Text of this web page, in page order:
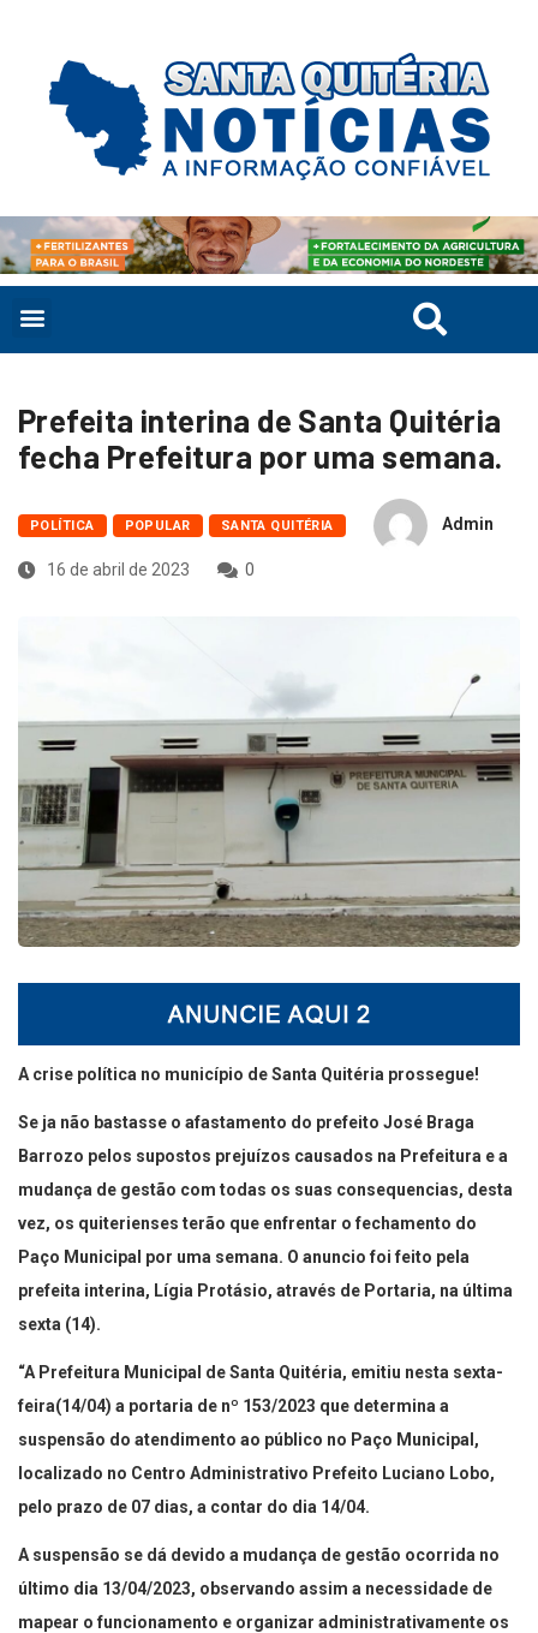
Prefeita interina de Santa Quitéria
fecha Prefeitura por uma semana.
POLÍTICA POPULAR SANTA QUITÉRIA Admin
16 de abril de 2023 0
A crise política no município de Santa Quitéria prossegue!
Se ja não bastasse o afastamento do prefeito José Braga
Barrozo pelos supostos prejuízos causados na Prefeitura e a
mudança de gestão com todas os suas consequencias, desta
vez, os quiterienses terão que enfrentar o fechamento do
Paço Municipal por uma semana. O anuncio foi feito pela
prefeita interina, Lígia Protásio, através de Portaria, na última
sexta (14).
“A Prefeitura Municipal de Santa Quitéria, emitiu nesta sexta-
feira(14/04) a portaria de nº 153/2023 que determina a
suspensão do atendimento ao público no Paço Municipal,
localizado no Centro Administrativo Prefeito Luciano Lobo,
pelo prazo de 07 dias, a contar do dia 14/04.
A suspensão se dá devido a mudança de gestão ocorrida no
último dia 13/04/2023, observando assim a necessidade de
mapear o funcionamento e organizar administrativamente os